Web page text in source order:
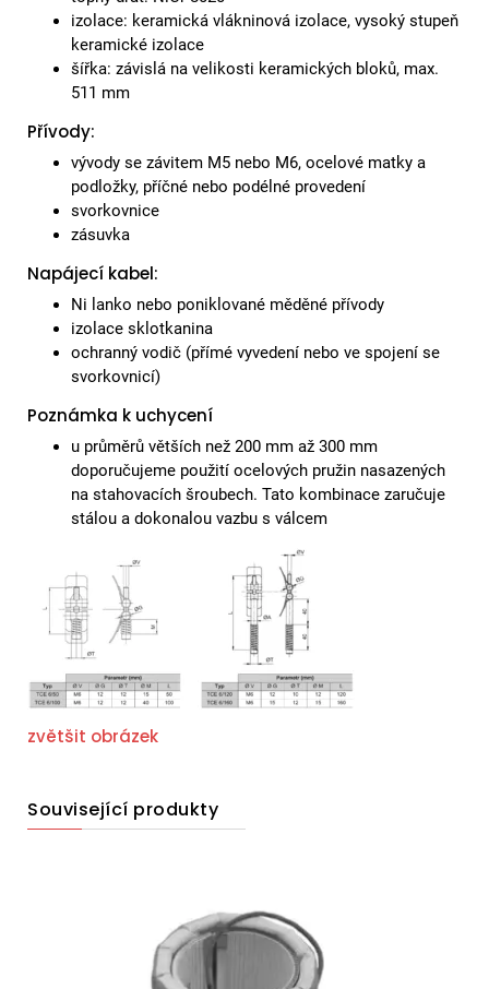
izolace: keramická vlákninová izolace, vysoký stupeň
keramické izolace
šířka: závislá na velikosti keramických bloků, max.
511 mm
Přívody:
vývody se závitem M5 nebo M6, ocelové matky a
podložky, příčné nebo podélné provedení
svorkovnice
zásuvka
Napájecí kabel:
Ni lanko nebo poniklované měděné přívody
izolace sklotkanina
ochranný vodič (přímé vyvedení nebo ve spojení se
svorkovnicí)
Poznámka k uchycení
u průměrů větších než 200 mm až 300 mm
doporučujeme použití ocelových pružin nasazených
na stahovacích šroubech. Tato kombinace zaručuje
stálou a dokonalou vazbu s válcem
zvětšit obrázek
Související produkty